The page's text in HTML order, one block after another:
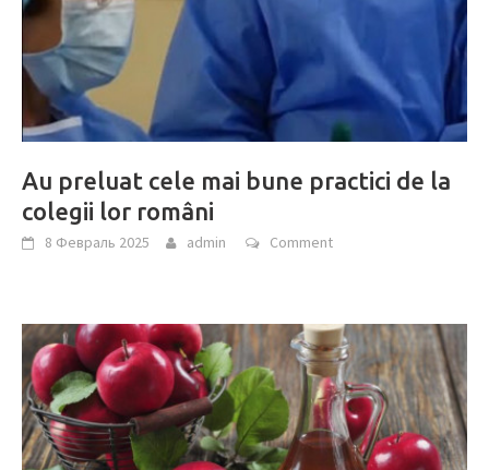
Au preluat cele mai bune practici de la
colegii lor români
8 Февраль 2025 admin Comment